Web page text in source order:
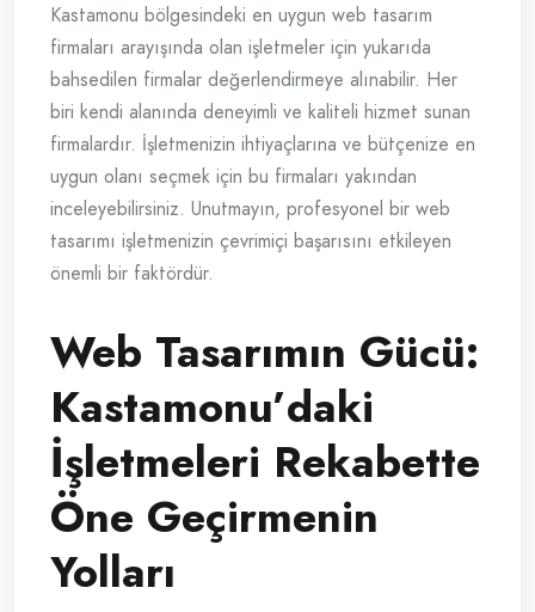
Kastamonu bölgesindeki en uygun web tasarım
firmaları arayışında olan işletmeler için yukarıda
bahsedilen firmalar değerlendirmeye alınabilir. Her
biri kendi alanında deneyimli ve kaliteli hizmet sunan
firmalardır. İşletmenizin ihtiyaçlarına ve bütçenize en
uygun olanı seçmek için bu firmaları yakından
inceleyebilirsiniz. Unutmayın, profesyonel bir web
tasarımı işletmenizin çevrimiçi başarısını etkileyen
önemli bir faktördür.
Web Tasarımın Gücü:
Kastamonu’daki
İşletmeleri Rekabette
Öne Geçirmenin
Yolları